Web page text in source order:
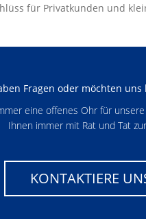
für Privatkunden und
Fragen oder möchten uns
eine offenes Ohr für
Ihnen immer mit Rat und Tat
KONTAKTIERE